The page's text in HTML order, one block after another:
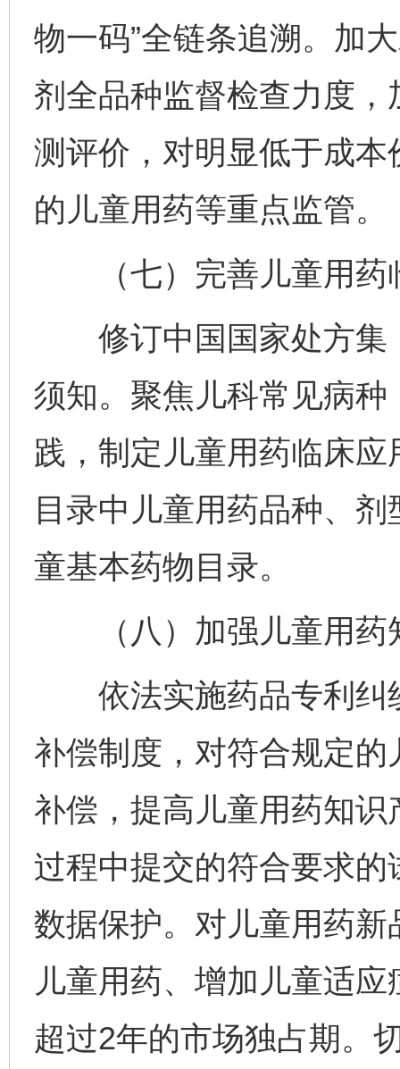
物一码”全链条追溯。加
剂全品种监督检查力度
测评价，对明显低于成
的儿童用药等重点监管。
（七）完善儿童用药
修订中国国家处方集
须知。聚焦儿科常见病
践，制定儿童用药临床
目录中儿童用药品种、
童基本药物目录。
（八）加强儿童用药
依法实施药品专利纠
补偿制度，对符合规定
补偿，提高儿童用药知
过程中提交的符合要求
数据保护。对儿童用药
儿童用药、增加儿童适
超过2年的市场独占期。